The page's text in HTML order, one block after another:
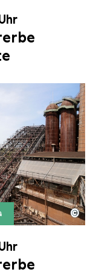
im Hintergrund
der Völklinger
Völklinger
©